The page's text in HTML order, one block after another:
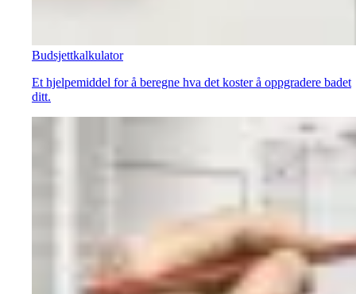
Budsjettkalkulator
Et hjelpemiddel for å beregne hva det koster å oppgradere badet
ditt.